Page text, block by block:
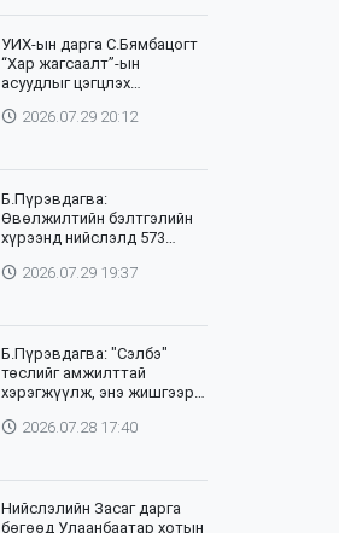
УИХ-ын дарга С.Бямбацогт
“Хар жагсаалт”-ын
асуудлыг цэгцлэх
удирдлагад 30 хоногийн
2026.07.29 20:12
Б.Пүрэвдагва:
Өвөлжилтийн бэлтгэлийн
хүрээнд нийслэлд 573
хэрэгжүүлж байна
2026.07.29 19:37
Б.Пүрэвдагва: "Сэлбэ"
төслийг амжилттай
хэрэгжүүлж, энэ жишгээр
сууцжуулна
2026.07.28 17:40
Нийслэлийн Засаг дарга
бөгөөд Улаанбаатар хотын